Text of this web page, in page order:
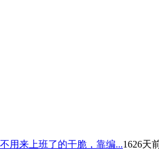
用来上班了的干脆，靠编...1626天